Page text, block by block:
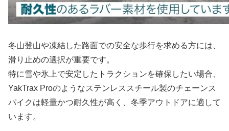
冬山登山や凍結した路面での安全な歩行を求める方には、
滑り止めの選択が重要です。
特に雪や氷上で安定したトラクションを確保したい場合、
YakTrax Proのようなステンレススチール製のチェーンス
パイクは軽量かつ耐久性が高く、冬季アウトドアに適して
います。